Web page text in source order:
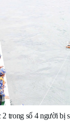
trong số 4 người bị